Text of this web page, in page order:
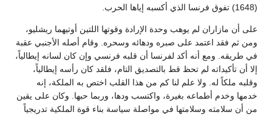
(1648) تفوق فرنسا الذي أكسبه إياها الحرب.
على أن مازاران لم يوهب وحدة الإرادة وقوتها اللتين أوتيهما ريشليو،
ومن ثم فقد اعتمد على صبره ودهائه وسحره. وقام أصله الأجنبي عقبة
في طريقه. ومع أنه أكد لفرنسا أن قلبه فرنسي وإن كان لسانه إيطالياً،
إلا أن تأكيداته لم تحظ قط بالتصديق التام، فلقد كان رأسه إيطالياً،
وقلبه ملكاً له. ولا علم لنا كم من هذا القلب اختص به الملكة، إنه
خدمها وخدم أطماعه بغيرة، واكتسب ودها، وربما حبها. وكان على يقين
من أن سلامته وسلامتها في مواصلة سياسة بناء قوة الملكية تدريجياً